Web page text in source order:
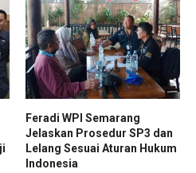
Feradi WPI Semarang
Jelaskan Prosedur SP3 dan
Lelang Sesuai Aturan Hukum
Indonesia